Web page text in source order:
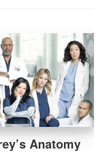
Anatomy